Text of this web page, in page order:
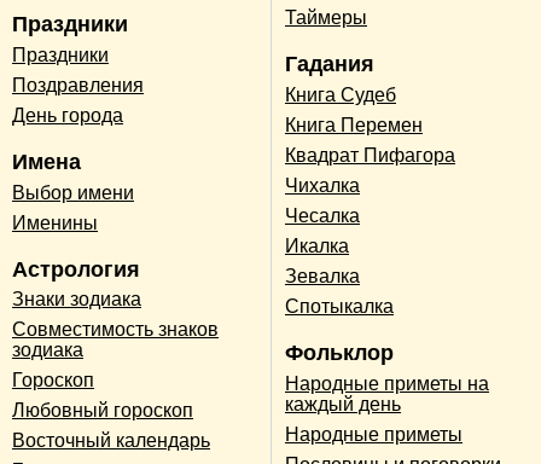
Праздники
Праздники
Поздравления
День города
Имена
Выбор имени
Именины
Астрология
Знаки зодиака
Совместимость знаков
зодиака
Гороскоп
Любовный гороскоп
Восточный календарь
Таймеры
Гадания
Книга Судеб
Книга Перемен
Квадрат Пифагора
Чихалка
Чесалка
Икалка
Зевалка
Спотыкалка
Фольклор
Народные приметы на
каждый день
Народные приметы